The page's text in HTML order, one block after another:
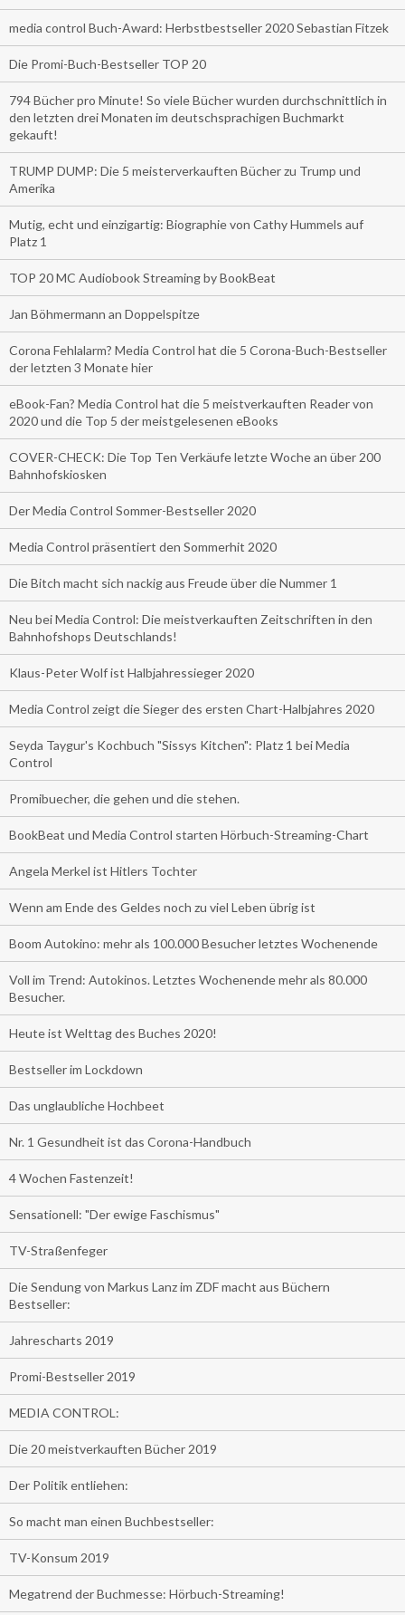
media control Buch-Award: Herbstbestseller 2020 Sebastian Fitzek
Die Promi-Buch-Bestseller TOP 20
794 Bücher pro Minute! So viele Bücher wurden durchschnittlich in
den letzten drei Monaten im deutschsprachigen Buchmarkt
gekauft!
TRUMP DUMP: Die 5 meisterverkauften Bücher zu Trump und
Amerika
Mutig, echt und einzigartig: Biographie von Cathy Hummels auf
Platz 1
TOP 20 MC Audiobook Streaming by BookBeat
Jan Böhmermann an Doppelspitze
Corona Fehlalarm? Media Control hat die 5 Corona-Buch-Bestseller
der letzten 3 Monate hier
eBook-Fan? Media Control hat die 5 meistverkauften Reader von
2020 und die Top 5 der meistgelesenen eBooks
COVER-CHECK: Die Top Ten Verkäufe letzte Woche an über 200
Bahnhofskiosken
Der Media Control Sommer-Bestseller 2020
Media Control präsentiert den Sommerhit 2020
Die Bitch macht sich nackig aus Freude über die Nummer 1
Neu bei Media Control: Die meistverkauften Zeitschriften in den
Bahnhofshops Deutschlands!
Klaus-Peter Wolf ist Halbjahressieger 2020
Media Control zeigt die Sieger des ersten Chart-Halbjahres 2020
Seyda Taygur's Kochbuch "Sissys Kitchen": Platz 1 bei Media
Control
Promibuecher, die gehen und die stehen.
BookBeat und Media Control starten Hörbuch-Streaming-Chart
Angela Merkel ist Hitlers Tochter
Wenn am Ende des Geldes noch zu viel Leben übrig ist
Boom Autokino: mehr als 100.000 Besucher letztes Wochenende
Voll im Trend: Autokinos. Letztes Wochenende mehr als 80.000
Besucher.
Heute ist Welttag des Buches 2020!
Bestseller im Lockdown
Das unglaubliche Hochbeet
Nr. 1 Gesundheit ist das Corona-Handbuch
4 Wochen Fastenzeit!
Sensationell: "Der ewige Faschismus"
TV-Straßenfeger
Die Sendung von Markus Lanz im ZDF macht aus Büchern
Bestseller:
Jahrescharts 2019
Promi-Bestseller 2019
MEDIA CONTROL:
Die 20 meistverkauften Bücher 2019
Der Politik entliehen:
So macht man einen Buchbestseller:
TV-Konsum 2019
Megatrend der Buchmesse: Hörbuch-Streaming!